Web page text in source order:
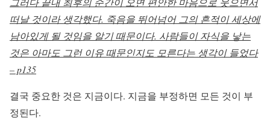
떠날 것이라 생각했다. 죽음을 뛰어넘어 그의 흔적이 세상에
남아있게 될 것임을 알기 때문이다. 사람들이 자식을 낳는
것은 아마도 그런 이유 때문인지도 모른다는 생각이 들었다
– p135
결국 중요한 것은 지금이다. 지금을 부정하면 모든 것이 부
정된다.